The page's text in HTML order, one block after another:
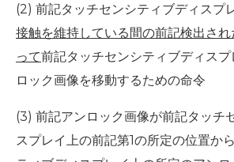
(2) 前記タッチセンシティブディスプ
接触を維持している間の前記検出さ
って前記タッチセンシティブディス
ロック画像を移動するための命令
(3) 前記アンロック画像が前記タッチ
スプレイ上の前記第1の所定の位置か